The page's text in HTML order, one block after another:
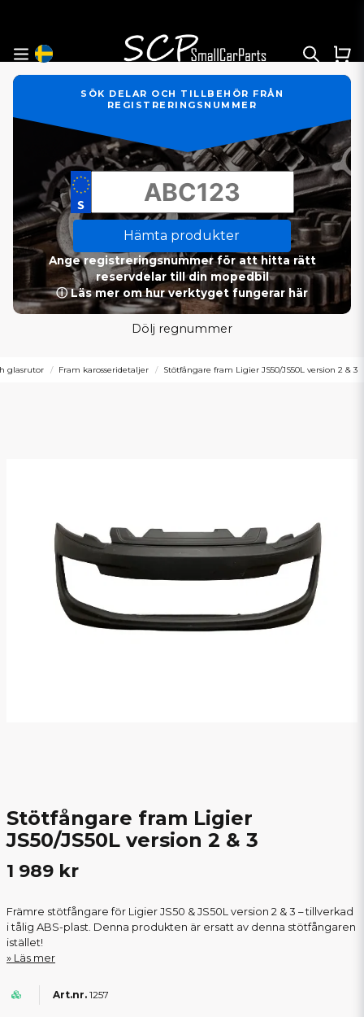
SÖK DELAR OCH TILLBEHÖR FRÅN
REGISTRERINGSNUMMER
Hämta produkter
Ange registreringsnummer för att hitta rätt
reservdelar till din mopedbil
ⓘ Läs mer om hur verktyget fungerar här
Dölj regnummer
glasrutor Fram karosseridetaljer Stötfångare fram Ligier JS50/JS50L version 2 & 3
Stötfångare fram Ligier
JS50/JS50L version 2 & 3
1 989 kr
Främre stötfångare för Ligier JS50 & JS50L version 2 & 3 – tillverkad
i tålig ABS-plast. Denna produkten är ersatt av denna stötfångaren
istället!
Läs mer
1257